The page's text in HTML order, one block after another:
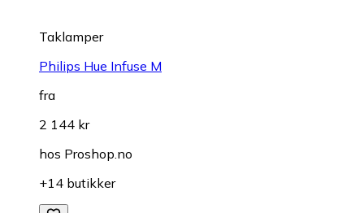
Taklamper
Philips Hue Infuse M
fra
2 144 kr
hos Proshop.no
+14 butikker